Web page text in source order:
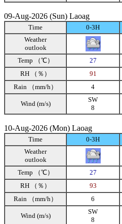
09-Aug-2026 (Sun) Laoag
Time 0-3H
Weather
outlook
Temp （℃）
27
RH （％）
91
Rain （mm/h）
4
Wind (m/s)
SW
8
10-Aug-2026 (Mon) Laoag
Time 0-3H
Weather
outlook
Temp （℃）
27
RH （％）
93
Rain （mm/h）
6
Wind (m/s)
SW
8